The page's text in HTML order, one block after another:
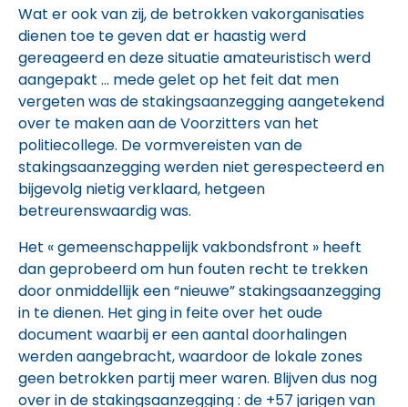
Wat er ook van zij, de betrokken vakorganisaties
dienen toe te geven dat er haastig werd
gereageerd en deze situatie amateuristisch werd
aangepakt … mede gelet op het feit dat men
vergeten was de stakingsaanzegging aangetekend
over te maken aan de Voorzitters van het
politiecollege. De vormvereisten van de
stakingsaanzegging werden niet gerespecteerd en
bijgevolg nietig verklaard, hetgeen
betreurenswaardig was.
Het « gemeenschappelijk vakbondsfront » heeft
dan geprobeerd om hun fouten recht te trekken
door onmiddellijk een “nieuwe” stakingsaanzegging
in te dienen. Het ging in feite over het oude
document waarbij er een aantal doorhalingen
werden aangebracht, waardoor de lokale zones
geen betrokken partij meer waren. Blijven dus nog
over in de stakingsaanzegging : de +57 jarigen van